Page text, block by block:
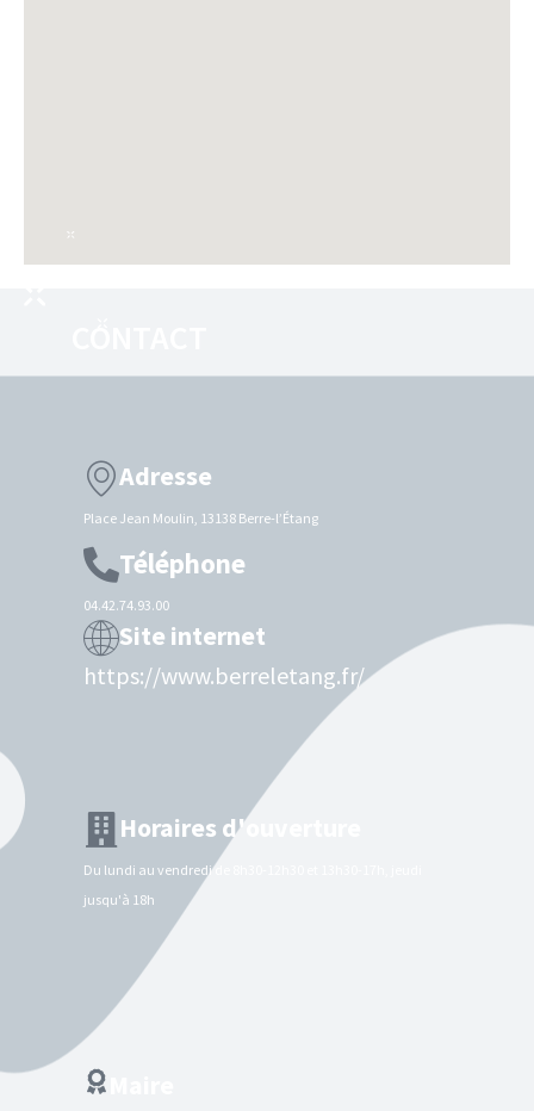
Adresse
Place Jean Moulin, 13138 Berre-l’Étang
Téléphone
04.42.74.93.00
Site internet
https://www.berreletang.fr/
Horaires d'ouverture
Du lundi au vendredi de 8h30-12h30 et 13h30-17h, jeudi
jusqu'à 18h